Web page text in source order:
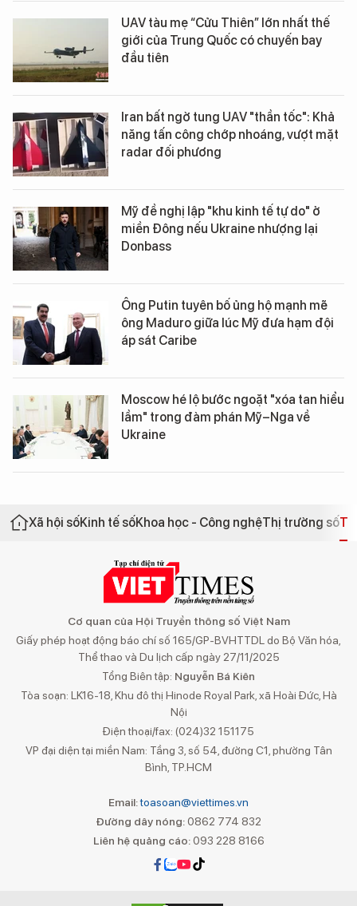
UAV tàu mẹ “Cửu Thiên” lớn nhất thế
giới của Trung Quốc có chuyến bay
đầu tiên
Iran bất ngờ tung UAV "thần tốc": Khả
năng tấn công chớp nhoáng, vượt mặt
radar đối phương
Mỹ đề nghị lập "khu kinh tế tự do" ở
miền Đông nếu Ukraine nhượng lại
Donbass
Ông Putin tuyên bố ủng hộ mạnh mẽ
ông Maduro giữa lúc Mỹ đưa hạm đội
áp sát Caribe
Moscow hé lộ bước ngoặt "xóa tan hiểu
lầm" trong đàm phán Mỹ–Nga về
Ukraine
Xã hội sốKinh tế sốKhoa học - Công nghệThị trường số
Cơ quan của Hội Truyền thông số Việt Nam
Giấy phép hoạt động báo chí số 165/GP-BVHTTDL do Bộ Văn hóa,
Thể thao và Du lịch cấp ngày 27/11/2025
Tổng Biên tập: Nguyễn Bá Kiên
Tòa soạn: LK16-18, Khu đô thị Hinode Royal Park, xã Hoài Đức, Hà
Nội
Điện thoại/fax: (024)32 151175
VP đại diện tại miền Nam: Tầng 3, số 54, đường C1, phường Tân
Bình, TP.HCM
Email:toasoan@viettimes.vn
Đường dây nóng: 0862 774 832
Liên hệ quảng cáo:093 228 8166